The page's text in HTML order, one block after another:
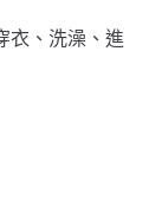
衣、洗澡、進